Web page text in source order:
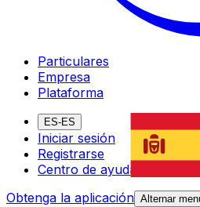
Particulares
Empresa
Plataforma
ES-ES
Iniciar sesión
Registrarse
Centro de ayuda
Obtenga la aplicación Alternar